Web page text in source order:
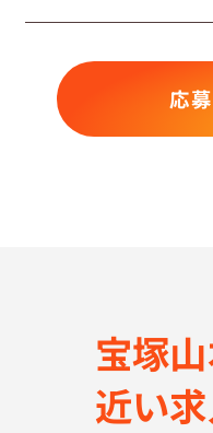
応
宝塚
近い